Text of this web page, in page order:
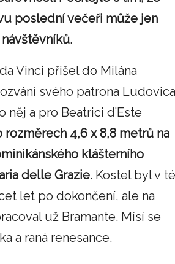
poslední večeři může jen
Vinci přišel do Milána
svého patrona Ludovica
něj a pro Beatrici d’Este
rozměrech 4,6 x 8,8 metrů na
klášterního
delle Grazie. Kostel byl v té
let po dokončení, ale na
už Bramante. Mísí se
a raná renesance.